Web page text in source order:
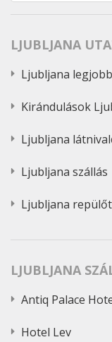
LJUBLJANA
Ljubljana
Kirándulások
Ljubljana
Ljubljana szállás
Ljubljana
LJUBLJANA
Antiq Palace
Hotel Lev